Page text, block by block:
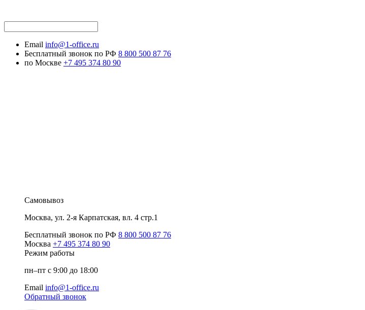
Email info@1-office.ru
Бесплатный звонок по РФ 8 800 500 87 76
по Москве +7 495 374 80 90
Самовывоз
Москва, ул. 2-я Карпатская, вл. 4 стр.1
Бесплатный звонок по РФ 8 800 500 87 76
Москва +7 495 374 80 90
Режим работы
пн–пт с 9:00 до 18:00
Email info@1-office.ru
Обратный звонок